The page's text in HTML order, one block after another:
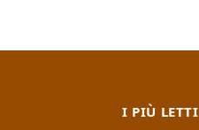
I PIÙ LETTI